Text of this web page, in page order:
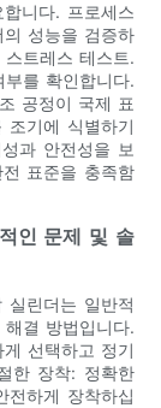
니다. 프로세스
성능을 검증하
트레스 테스트.
를 확인합니다.
공정이 국제 표
조기에 식별하기
과 안전성을 보
표준을 충족함
인 문제 및 솔
실린더는 일반적
결 방법입니다.
선택하고 정기
한 장착: 정확한
전하게 장착하십